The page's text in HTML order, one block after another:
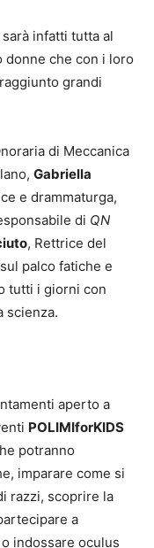
sarà infatti tutta al
che con i loro
grandi
di Meccanica
Gabriella
e drammaturga,
di QN
, Rettrice del
palco fatiche e
tutti i giorni con
scienza.
aperto a
POLIMIforKIDS
potranno
imparare come si
razzi, scoprire la
a
indossare oculus